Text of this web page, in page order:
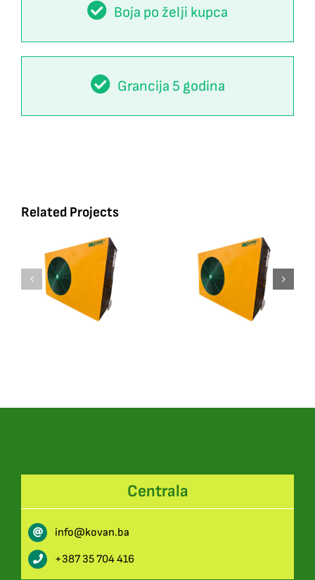
Boja po želji kupca
Grancija 5 godina
Related Projects
Toplotna
Pumpa
MMHP-
020B1
Toplotna
Pumpa
MMHP-
016B1
Centrala
info@kovan.ba
+387 35 704 416